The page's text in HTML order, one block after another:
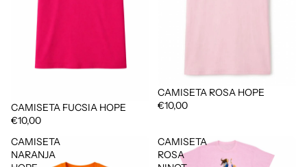
CAMISETA FUCSIA HOPE
€10,00
CAMISETA ROSA HOPE
€10,00
CAMISETA
NARANJA
CAMISETA
ROSA